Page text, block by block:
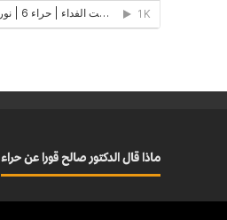
ماذا قال الدكتور صالح قورا عن حراء